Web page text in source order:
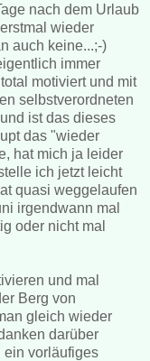
nach dem Urlaub
wieder
auch keine...;-)
immer
motiviert und mit
selbstverordneten
ist das dieses
das "wieder
hat mich ja leider
ich jetzt leicht
quasi weggelaufen
irgendwann mal
oder nicht mal
und mal
Berg von
gleich wieder
darüber
ein vorläufiges